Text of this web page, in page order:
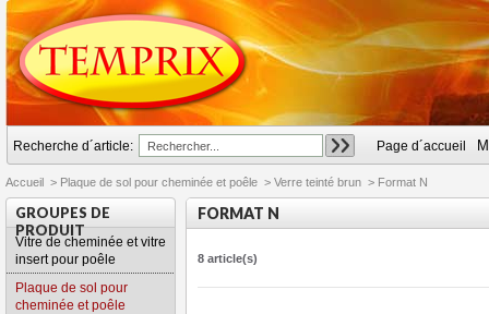
Recherche d´article: Page d´accueil
Accueil > Plaque de sol pour cheminée et poêle > Verre teinté brun > Format N
FORMAT N
8 article(s)
GROUPES DE
PRODUIT
Vitre de cheminée et vitre
insert pour poêle
Plaque de sol pour
cheminée et poêle